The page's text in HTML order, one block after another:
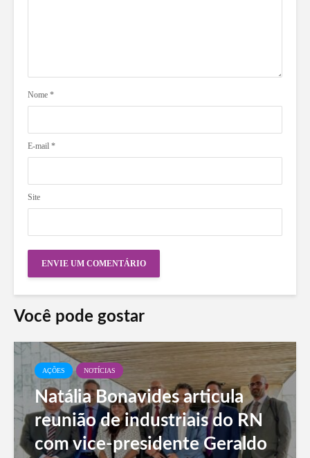
Nome *
E-mail *
Site
Você pode gostar
AÇÕES NOTÍCIAS
Natália Bonavides articula
reunião de industriais do RN
com vice-presidente Geraldo